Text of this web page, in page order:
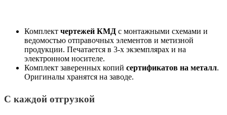
Комплект чертежей КМД с монтажными схемами и
ведомостью отправочных элементов и метизной
продукции. Печатается в 3-х экземплярах и на
электронном носителе.
Комплект заверенных копий сертификатов на металл.
Оригиналы хранятся на заводе.
С каждой отгрузкой